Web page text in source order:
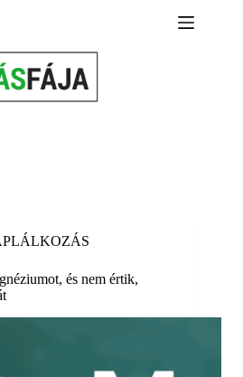
és nem értik,